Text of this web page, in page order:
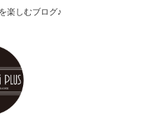
楽しむブログ♪